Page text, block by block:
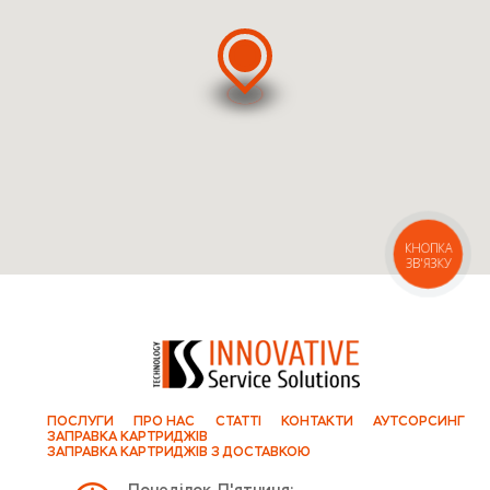
ПОСЛУГИ ПРО НАС СТАТТІ КОНТАКТИ
АУТСОРСИНГ
ЗАПРАВКА КАРТРИДЖІВ
ЗАПРАВКА КАРТРИДЖІВ З ДОСТАВКОЮ
КНОПКА
ЗВ'ЯЗКУ